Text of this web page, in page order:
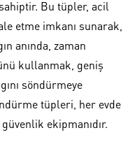
Bu tüpler, acil
etme imkanı sunarak,
anında, zaman
kullanmak, geniş
söndürmeye
tüpleri, her evde
ekipmanıdır.